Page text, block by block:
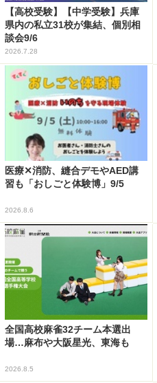
【高校受験】【中学受験】兵庫
県内の私立31校が集結、個別相
談会9/6
2026.7.28
医療✕消防、縫合デモやAED講
習も「おしごと体験博」9/5
2026.8.6
全国高校麻雀32チーム本選出
場…麻布や大阪星光、東海も
2026.8.5